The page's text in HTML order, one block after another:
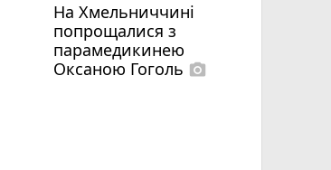
На Хмельниччині
попрощалися з
парамедикинею
Оксаною Гоголь photo_camera